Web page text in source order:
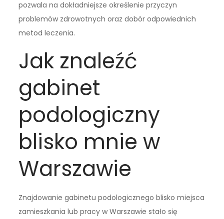
pozwala na dokładniejsze określenie przyczyn
problemów zdrowotnych oraz dobór odpowiednich
metod leczenia.
Jak znaleźć
gabinet
podologiczny
blisko mnie w
Warszawie
Znajdowanie gabinetu podologicznego blisko miejsca
zamieszkania lub pracy w Warszawie stało się